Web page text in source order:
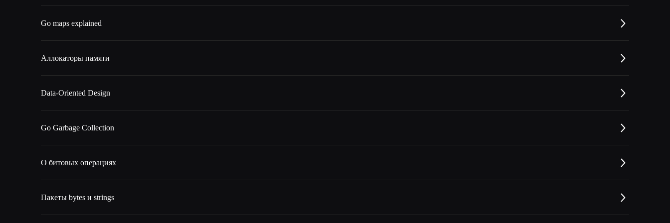
Go maps explained
Аллокаторы памяти
Data-Oriented Design
Go Garbage Collection
О битовых операциях
Пакеты bytes и strings